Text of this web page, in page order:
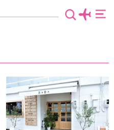
お店でしか買うことのできないお洒落
ているスポットを集めました。友人や